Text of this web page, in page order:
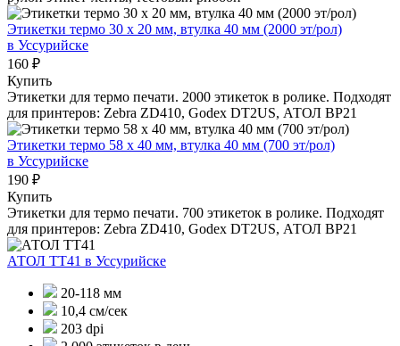
Этикетки термо 30 х 20 мм, втулка 40 мм (2000 эт/рол)
в Уссурийске
160 ₽
Купить
Этикетки для термо печати. 2000 этикеток в ролике. Подходят
для принтеров: Zebra ZD410, Godex DT2US, АТОЛ BP21
Этикетки термо 58 х 40 мм, втулка 40 мм (700 эт/рол)
в Уссурийске
190 ₽
Купить
Этикетки для термо печати. 700 этикеток в ролике. Подходят
для принтеров: Zebra ZD410, Godex DT2US, АТОЛ BP21
АТОЛ ТТ41 в Уссурийске
20-118 мм
10,4 см/сек
203 dpi